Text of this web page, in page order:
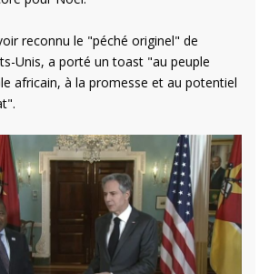
reconnu le "péché originel" de
Unis, a porté un toast "au peuple
africain, à la promesse et au potentiel